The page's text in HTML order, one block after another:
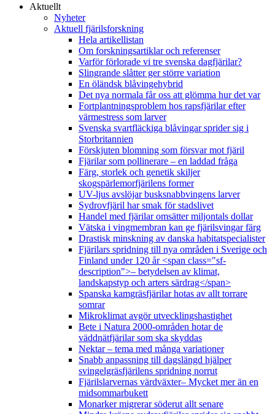
Aktuellt
Nyheter
Aktuell fjärilsforskning
Hela artikellistan
Om forskningsartiklar och referenser
Varför förlorade vi tre svenska dagfjärilar?
Slingrande slåtter ger större variation
En öländsk blåvingehybrid
Det nya normala får oss att glömma hur det var
Fortplantningsproblem hos rapsfjärilar efter
värmestress som larver
Svenska svartfläckiga blåvingar sprider sig i
Storbritannien
Förskjuten blomning som försvar mot fjäril
Fjärilar som pollinerare – en laddad fråga
Färg, storlek och genetik skiljer
skogspärlemorfjärilens former
UV-ljus avslöjar busksnabbvingens larver
Sydrovfjäril har smak för stadslivet
Handel med fjärilar omsätter miljontals dollar
Vätska i vingmembran kan ge fjärilsvingar färg
Drastisk minskning av danska habitatspecialister
Fjärilars spridning till nya områden i Sverige och
Finland under 120 år <span class="sf-
description">– betydelsen av klimat,
landskapstyp och arters särdrag</span>
Spanska kamgräsfjärilar hotas av allt torrare
somrar
Mikroklimat avgör utvecklingshastighet
Bete i Natura 2000-områden hotar de
väddnätfjärilar som ska skyddas
Nektar – tema med många variationer
Snabb anpassning till dagslängd hjälper
svingelgräsfjärilens spridning norrut
Fjärilslarvernas värdväxter– Mycket mer än en
midsommarbukett
Monarker migrerar söderut allt senare